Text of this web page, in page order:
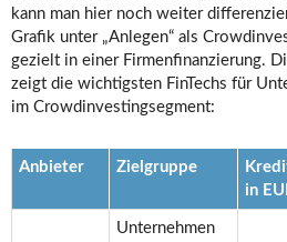
kann man hier noch weiter
Grafik unter „Anlegen“ als
gezielt in einer Firmenfinanzierung.
zeigt die wichtigsten FinTechs für
im Crowdinvestingsegment:
Anbieter Zielgruppe
in
Unternehmen